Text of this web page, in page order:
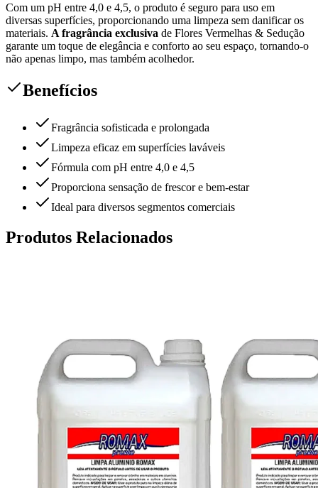
Com um pH entre 4,0 e 4,5, o produto é seguro para uso em
diversas superfícies, proporcionando uma limpeza sem danificar os
materiais. A fragrância exclusiva de Flores Vermelhas & Sedução
garante um toque de elegância e conforto ao seu espaço, tornando-o
não apenas limpo, mas também acolhedor.
Benefícios
Fragrância sofisticada e prolongada
Limpeza eficaz em superfícies laváveis
Fórmula com pH entre 4,0 e 4,5
Proporciona sensação de frescor e bem-estar
Ideal para diversos segmentos comerciais
Produtos Relacionados